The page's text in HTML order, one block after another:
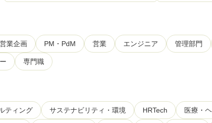
を
選
ぶ
業企画 PM・PdM 営業 エンジニア 管理部門
専門職
ティング サステナビリティ・環境 HRTech 医療・